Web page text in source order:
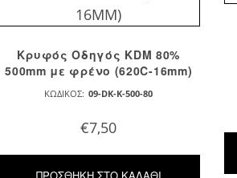
Κρυφός Οδηγός KDM 80%
500mm με φρένο (620C-16mm)
ΚΩΔΙΚΌΣ: 09-DK-K-500-80
€7,50